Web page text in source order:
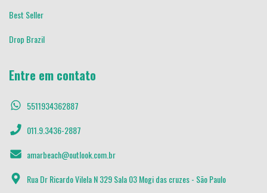
Best Seller
Drop Brazil
Entre em contato
5511934362887
011.9.3436-2887
amarbeach@outlook.com.br
Rua Dr Ricardo Vilela N 329 Sala 03 Mogi das cruzes - São Paulo